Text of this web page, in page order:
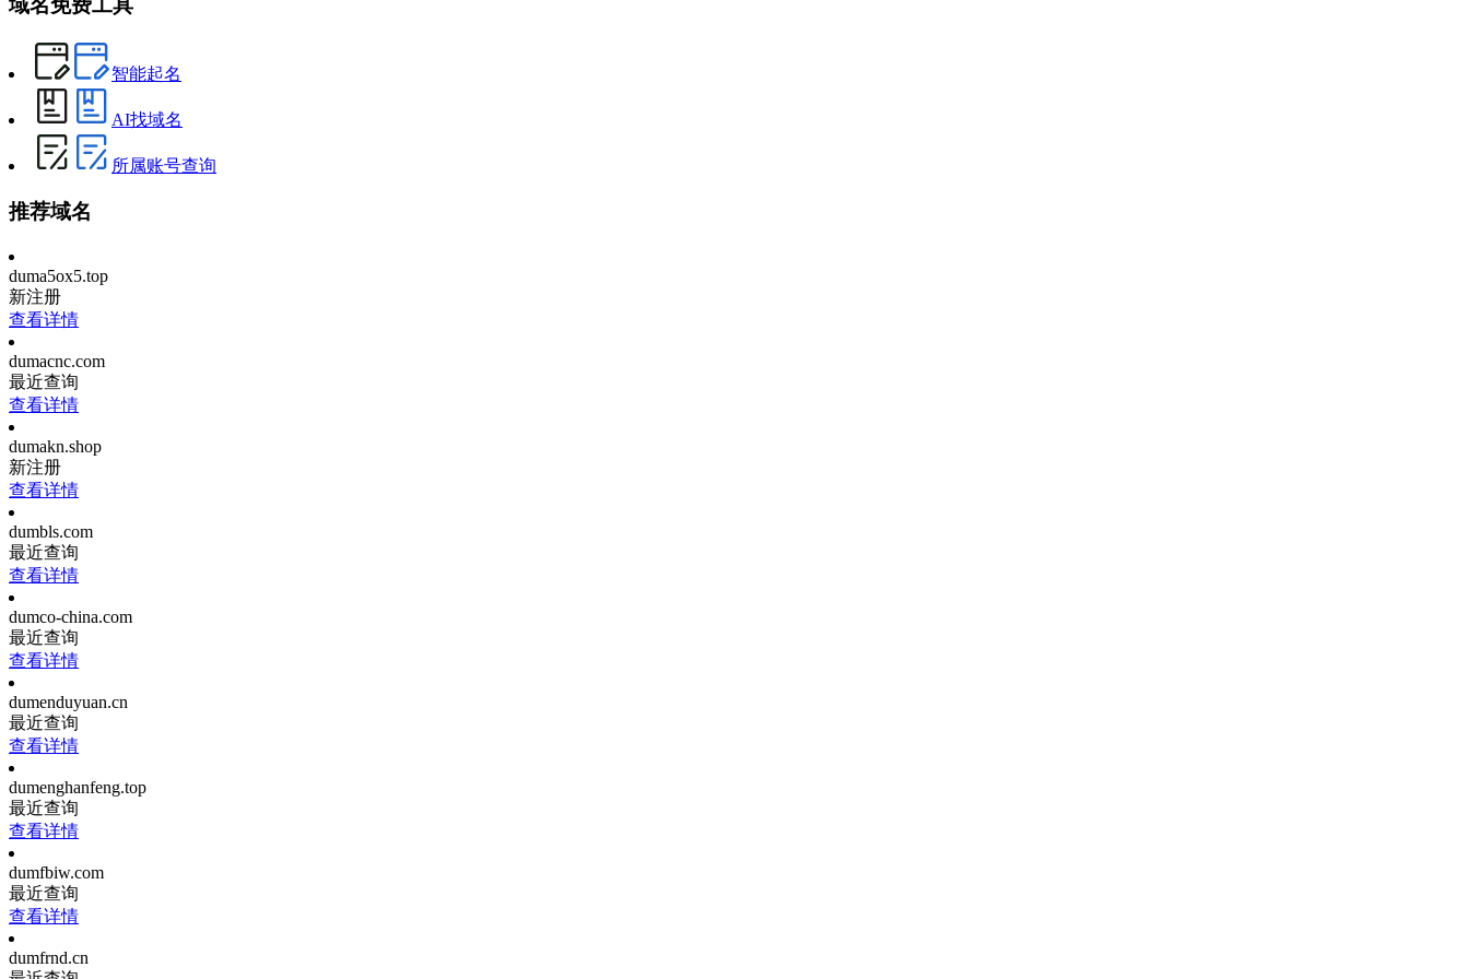
域名免费工具
智能起名
AI找域名
所属账号查询
推荐域名
duma5ox5.top
新注册
查看详情
dumacnc.com
最近查询
查看详情
dumakn.shop
新注册
查看详情
dumbls.com
最近查询
查看详情
dumco-china.com
最近查询
查看详情
dumenduyuan.cn
最近查询
查看详情
dumenghanfeng.top
最近查询
查看详情
dumfbiw.com
最近查询
查看详情
dumfrnd.cn